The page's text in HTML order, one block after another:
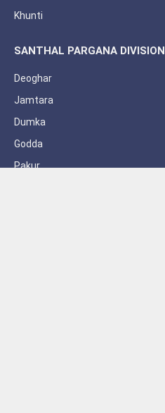
Khunti
SANTHAL PARGANA DIVISION
Deoghar
Jamtara
Dumka
Godda
Pakur